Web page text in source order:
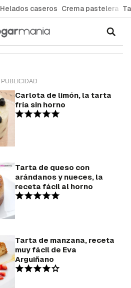
Helados caseros Crema pastelera
Carlota de limón, la tarta
fría sin horno
Tarta de queso con
arándanos y nueces, la
receta fácil al horno
Tarta de manzana, receta
muy fácil de Eva
Arguiñano